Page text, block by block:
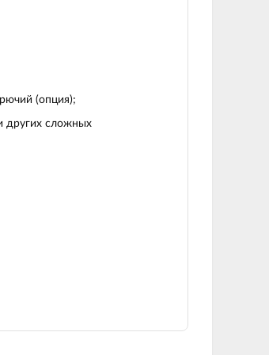
(опция);
других сложных